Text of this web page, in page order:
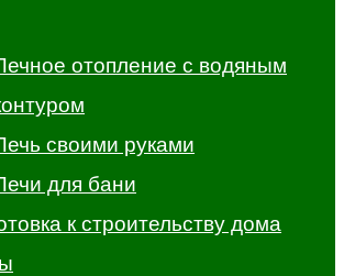
отопление с водяным
своими руками
для бани
к строительству дома